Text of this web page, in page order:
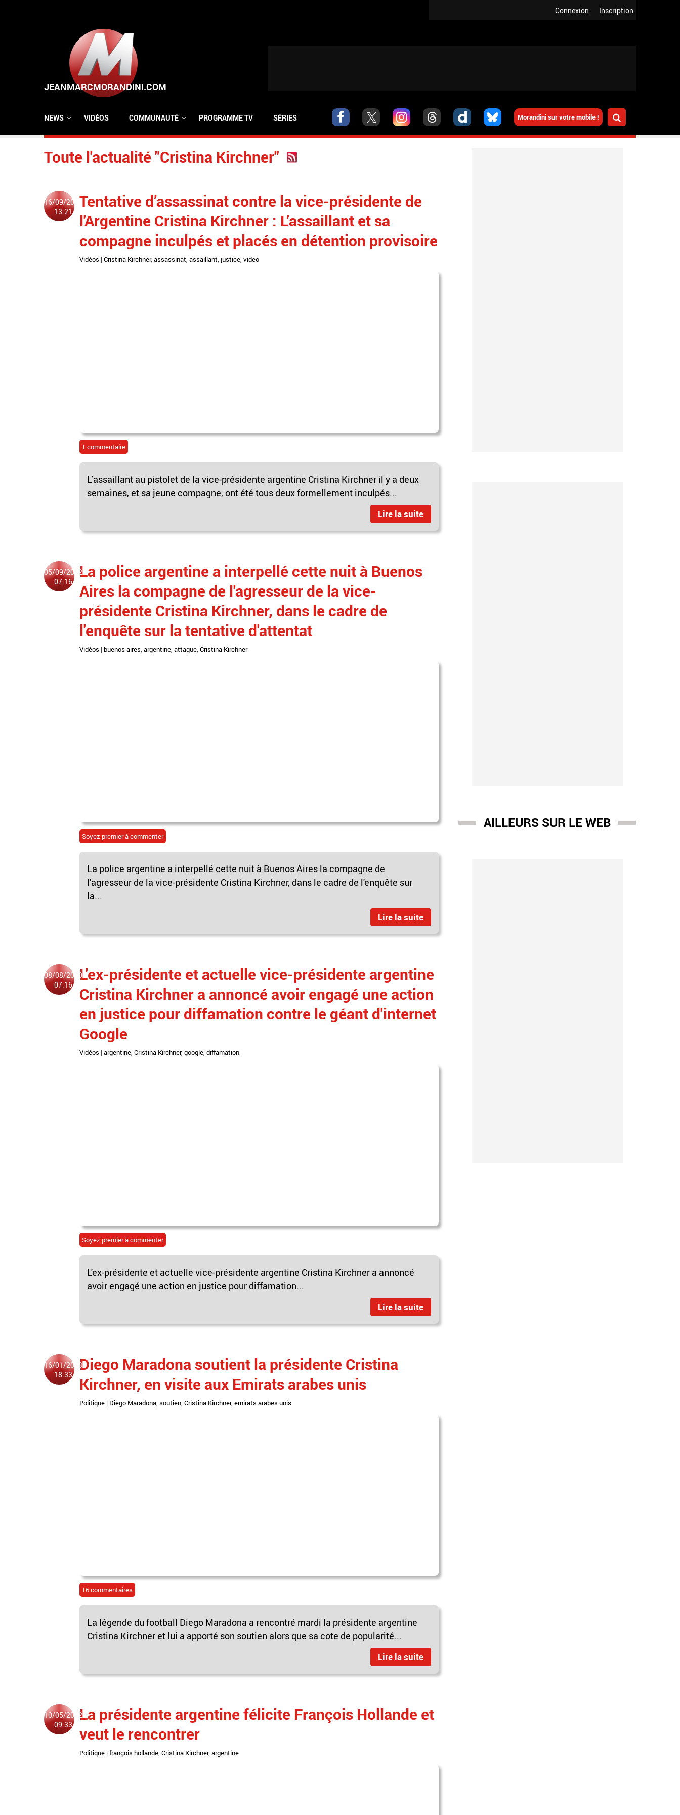
Inscription
Connexion
Morandini sur votre mobile !
NEWS VIDÉOS COMMUNAUTÉ PROGRAMME TV SÉRIES
Toute l'actualité "Cristina Kirchner"
16/09/2022
13:21
Tentative d’assassinat contre la vice-présidente de
l'Argentine Cristina Kirchner : L’assaillant et sa
compagne inculpés et placés en détention provisoire
Vidéos | Cristina Kirchner, assassinat, assaillant, justice, video
1 commentaire
L’assaillant au pistolet de la vice-présidente argentine Cristina Kirchner il y a deux
semaines, et sa jeune compagne, ont été tous deux formellement inculpés...
Lire la suite
05/09/2022
07:16
La police argentine a interpellé cette nuit à Buenos
Aires la compagne de l'agresseur de la vice-
présidente Cristina Kirchner, dans le cadre de
l'enquête sur la tentative d'attentat
Vidéos | buenos aires argentine attaque Cristina Kirchner
Soyez premier à commenter
La police argentine a interpellé cette nuit à Buenos Aires la compagne de
l'agresseur de la vice-présidente Cristina Kirchner, dans le cadre de l'enquête sur
la...
Lire la suite
08/08/2020
07:16
L'ex-présidente et actuelle vice-présidente argentine
Cristina Kirchner a annoncé avoir engagé une action
en justice pour diffamation contre le géant d'internet
Google
Vidéos | argentine, Cristina Kirchner, google, diffamation
Soyez premier à commenter
L'ex-présidente et actuelle vice-présidente argentine Cristina Kirchner a annoncé
avoir engagé une action en justice pour diffamation...
Lire la suite
16/01/2013
18:33
Diego Maradona soutient la présidente Cristina
Kirchner, en visite aux Emirats arabes unis
Politique | Diego Maradona soutien Cristina Kirchner, emirats arabes unis
16 commentaires
La légende du football Diego Maradona a rencontré mardi la présidente argentine
Cristina Kirchner et lui a apporté son soutien alors que sa cote de popularité...
Lire la suite
10/05/2012
09:33
La présidente argentine félicite François Hollande et
veut le rencontrer
Politique | françois hollande, Cristina Kirchner, argentine
AILLEURS SUR LE WEB